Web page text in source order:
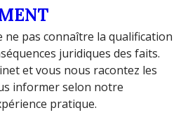
ne pas connaître la qualification
juridiques des faits.
et vous nous racontez les
informer selon notre
pratique.